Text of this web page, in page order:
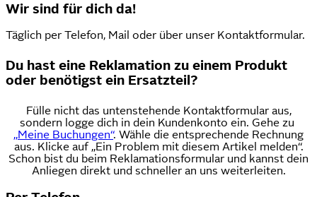
Wir sind für dich da!
Täglich per Telefon, Mail oder über unser Kontaktformular.
Du hast eine Reklamation zu einem Produkt
oder benötigst ein Ersatzteil?
Fülle nicht das untenstehende Kontaktformular aus,
sondern logge dich in dein Kundenkonto ein. Gehe zu
„Meine Buchungen“. Wähle die entsprechende Rechnung
aus. Klicke auf „Ein Problem mit diesem Artikel melden“.
Schon bist du beim Reklamationsformular und kannst dein
Anliegen direkt und schneller an uns weiterleiten.